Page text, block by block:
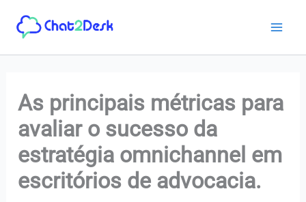
para
As principais métricas para
avaliar o sucesso da
estratégia omnichannel em
escritórios de advocacia.